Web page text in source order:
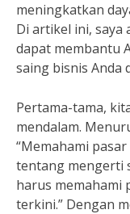
meningkatkan
Di artikel ini, saya
dapat membantu
saing bisnis Anda
Pertama-tama,
mendalam.
“Memahami
tentang mengerti
harus memahami
terkini.” Dengan